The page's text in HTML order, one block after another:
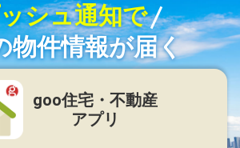
シュ通知で
物件情報が届く
goo住宅・不動産
アプリ